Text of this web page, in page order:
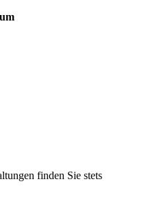
finden Sie stets